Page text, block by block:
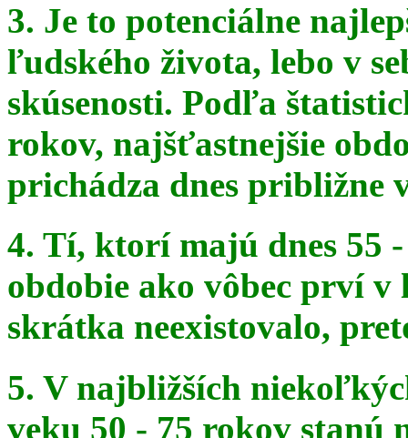
3. Je to potenciálne
ľudského života, lebo v
skúsenosti. Podľa
rokov, najšťastnejšie
prichádza dnes približne
4. Tí, ktorí majú dnes 55
obdobie ako vôbec prví
skrátka neexistovalo,
5. V najbližších
veku 50 - 75 rokov stanú